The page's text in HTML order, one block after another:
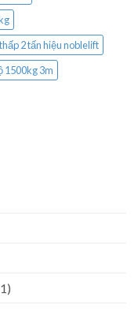
2 tấn hiệu noblelift
1500kg 3m